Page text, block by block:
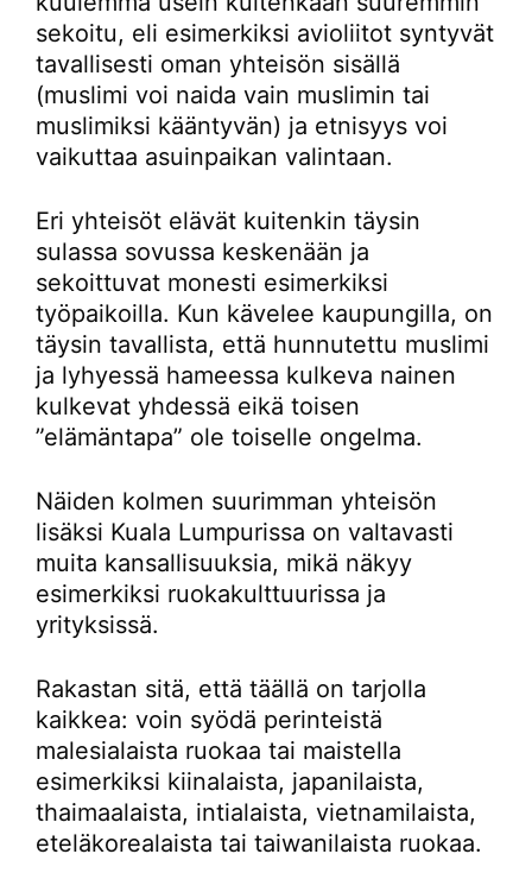
sekoitu, eli esimerkiksi avioliitot syntyvät
tavallisesti oman yhteisön sisällä
(muslimi voi naida vain muslimin tai
muslimiksi kääntyvän) ja etnisyys voi
vaikuttaa asuinpaikan valintaan.
Eri yhteisöt elävät kuitenkin täysin
sulassa sovussa keskenään ja
sekoittuvat monesti esimerkiksi
työpaikoilla. Kun kävelee kaupungilla, on
täysin tavallista, että hunnutettu muslimi
ja lyhyessä hameessa kulkeva nainen
kulkevat yhdessä eikä toisen
”elämäntapa” ole toiselle ongelma.
Näiden kolmen suurimman yhteisön
lisäksi Kuala Lumpurissa on valtavasti
muita kansallisuuksia, mikä näkyy
esimerkiksi ruokakulttuurissa ja
yrityksissä.
Rakastan sitä, että täällä on tarjolla
kaikkea: voin syödä perinteistä
malesialaista ruokaa tai maistella
esimerkiksi kiinalaista, japanilaista,
thaimaalaista, intialaista, vietnamilaista,
eteläkorealaista tai taiwanilaista ruokaa.